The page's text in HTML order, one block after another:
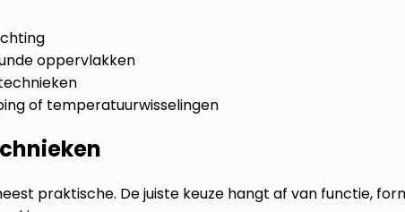
oppervlakken
of temperatuurwisselingen
praktische. De juiste keuze hangt af van functie,